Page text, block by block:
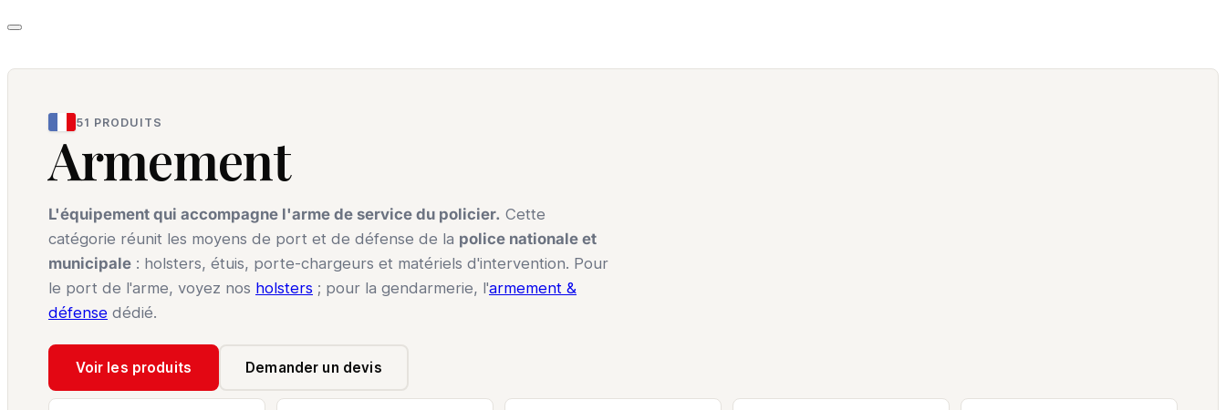
51 PRODUITS
Armement
L'équipement qui accompagne l'arme de service du policier. Cette
catégorie réunit les moyens de port et de défense de la police nationale et
municipale : holsters, étuis, porte-chargeurs et matériels d'intervention. Pour
le port de l'arme, voyez nos holsters ; pour la gendarmerie, l'armement &
défense dédié.
Voir les produits Demander un devis